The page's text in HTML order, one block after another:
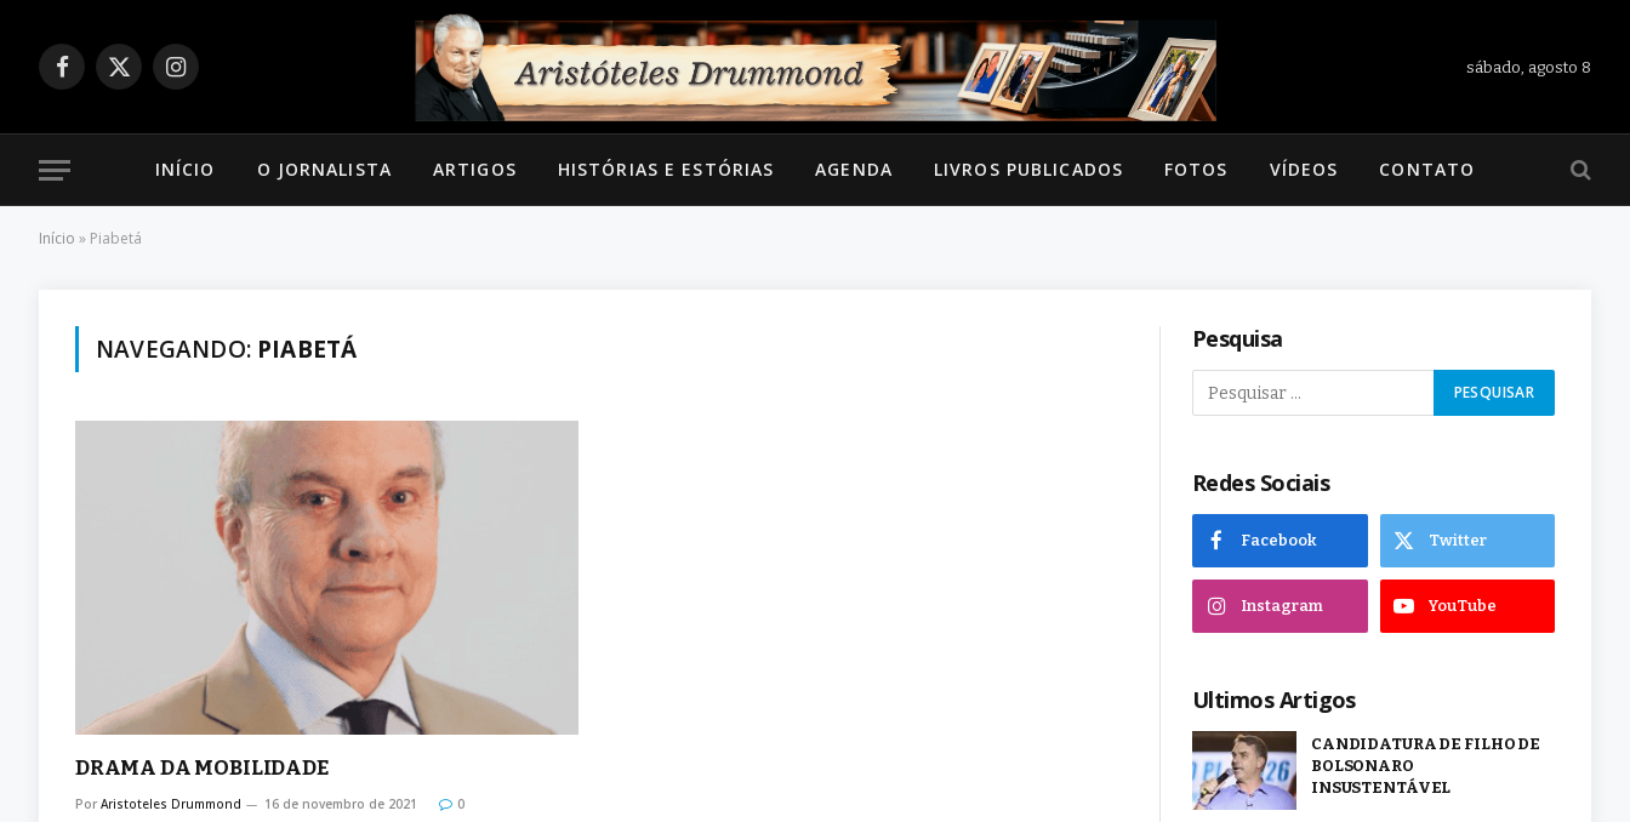
Facebook
X
Instagram
sábado, agosto 8
INÍCIO O JORNALISTA ARTIGOS HISTÓRIAS E ESTÓRIAS AGENDA LIVROS PUBLICADOS FOTOS VÍDEOS CONTATO
Início » Piabetá
NAVEGANDO: PIABETÁ
DRAMA DA MOBILIDADE
Por Aristoteles Drummond 16 de novembro de 2021 0
Pesquisa
Redes Sociais
Facebook Twitter
Instagram YouTube
Ultimos Artigos
CANDIDATURA DE FILHO DE
BOLSONARO
INSUSTENTÁVEL